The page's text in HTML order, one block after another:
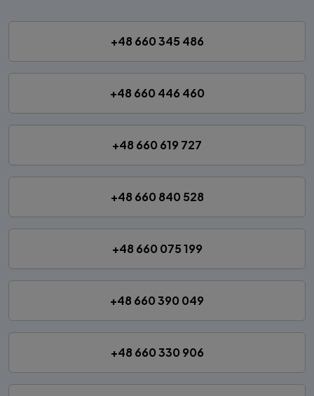
+48 660 345 486
+48 660 446 460
+48 660 619 727
+48 660 840 528
+48 660 075 199
+48 660 390 049
+48 660 330 906